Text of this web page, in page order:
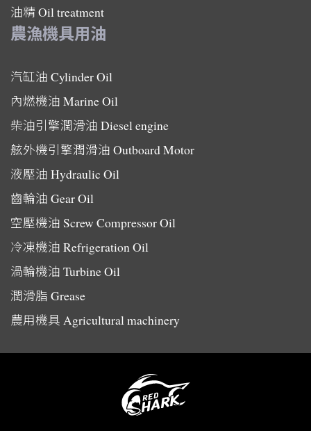
油精Oil treatment
農漁機具用油
汽缸油 Cylinder Oil
內燃機油 Marine Oil
柴油引擎潤滑油 Diesel engine
舷外機引擎潤滑油 Outboard Motor
液壓油 Hydraulic Oil
齒輪油 Gear Oil
空壓機油 Screw Compressor Oil
冷凍機油 Refrigeration Oil
渦輪機油 Turbine Oil
潤滑脂 Grease
農用機具 Agricultural machinery